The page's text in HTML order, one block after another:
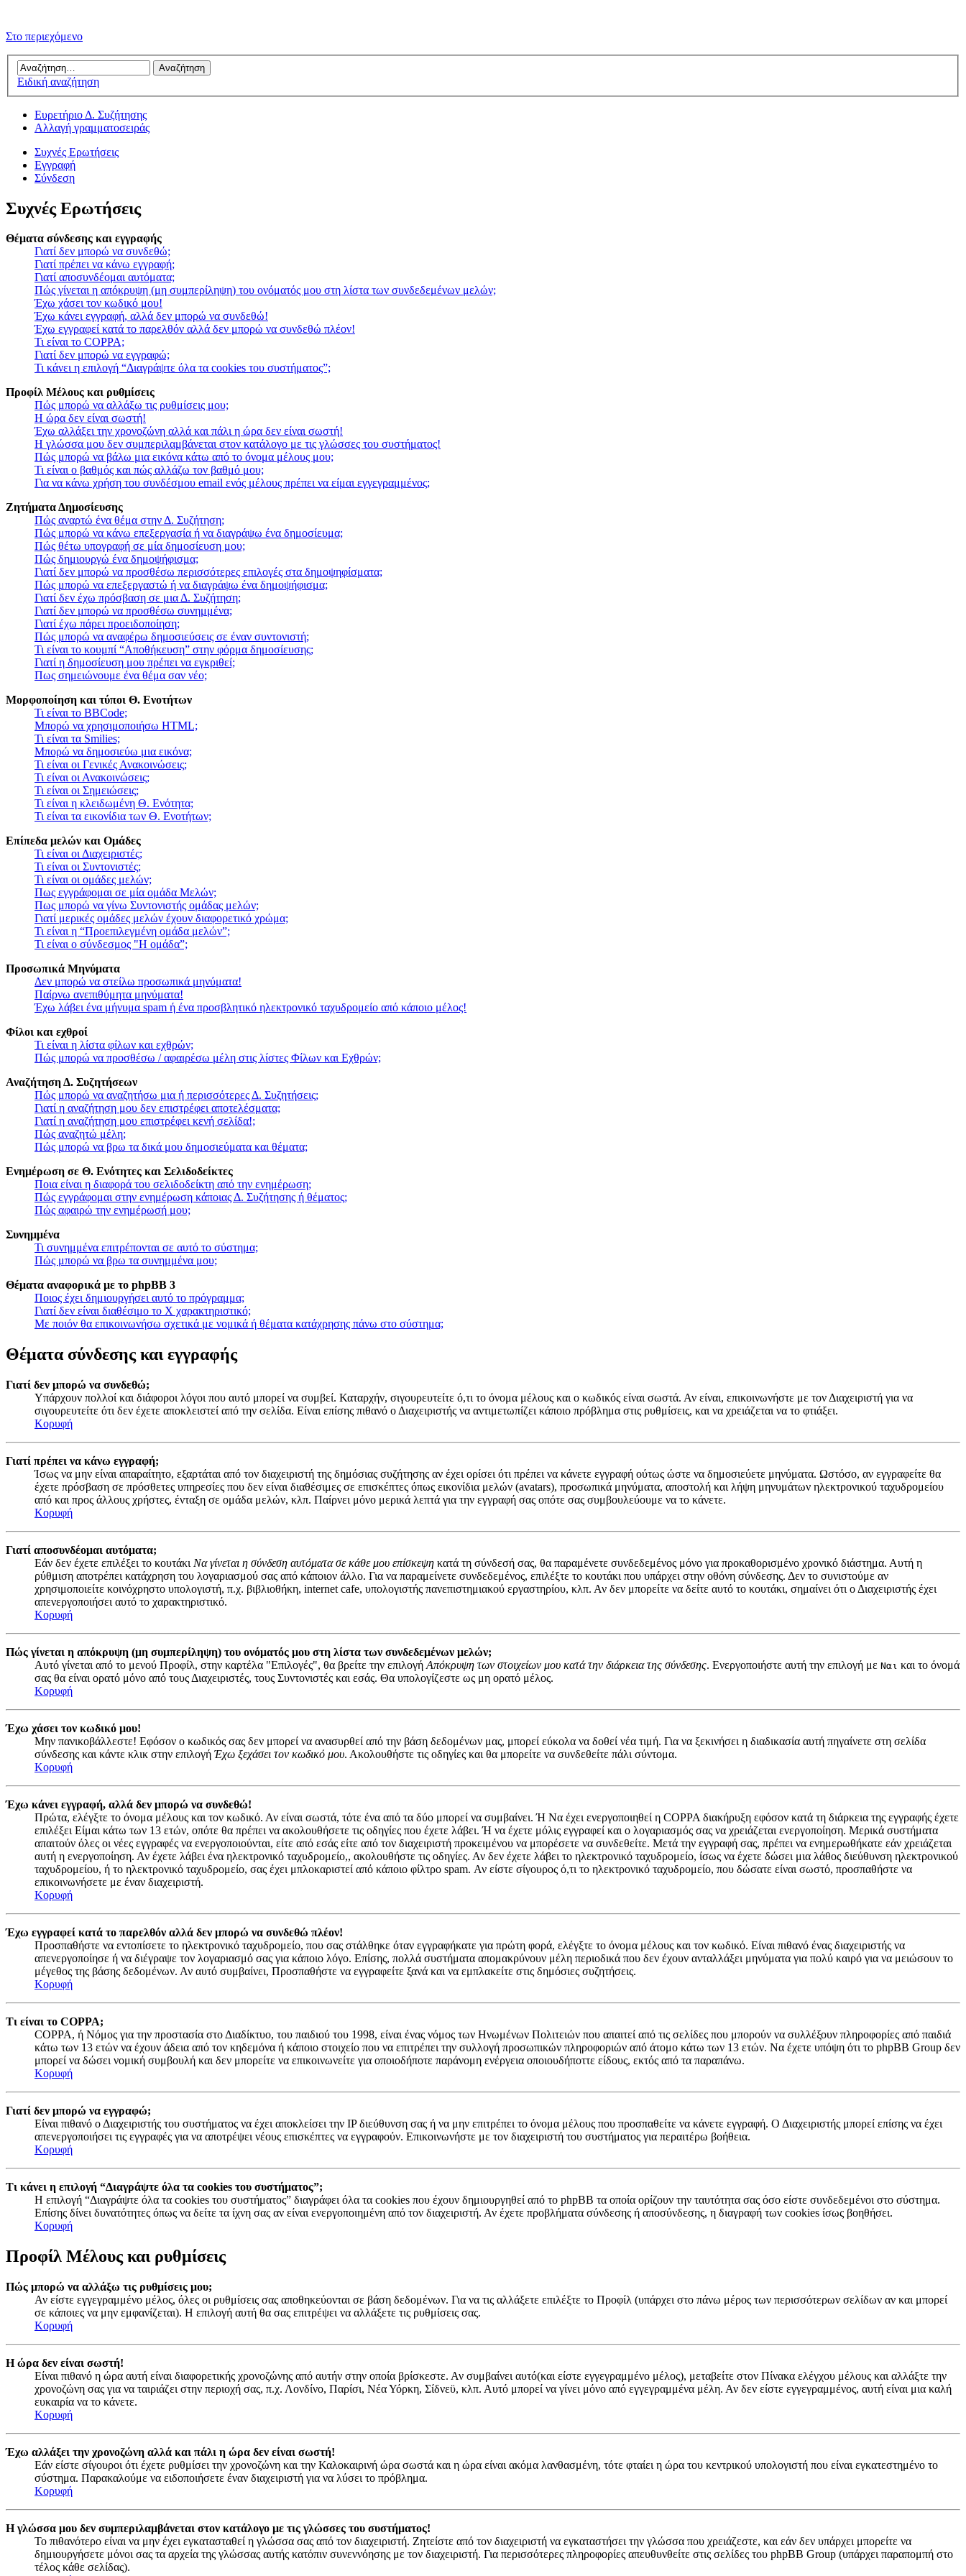
Στο περιεχόμενο
Ειδική αναζήτηση
Ευρετήριο Δ. Συζήτησης
Αλλαγή γραμματοσειράς
Συχνές Ερωτήσεις
Εγγραφή
Σύνδεση
Συχνές Ερωτήσεις
Θέματα σύνδεσης και εγγραφής
Γιατί δεν μπορώ να συνδεθώ;
Γιατί πρέπει να κάνω εγγραφή;
Γιατί αποσυνδέομαι αυτόματα;
Πώς γίνεται η απόκρυψη (μη συμπερίληψη) του ονόματός μου στη λίστα των συνδεδεμένων μελών;
Έχω χάσει τον κωδικό μου!
Έχω κάνει εγγραφή, αλλά δεν μπορώ να συνδεθώ!
Έχω εγγραφεί κατά το παρελθόν αλλά δεν μπορώ να συνδεθώ πλέον!
Τι είναι το COPPA;
Γιατί δεν μπορώ να εγγραφώ;
Τι κάνει η επιλογή “Διαγράψτε όλα τα cookies του συστήματος”;
Προφίλ Μέλους και ρυθμίσεις
Πώς μπορώ να αλλάξω τις ρυθμίσεις μου;
Η ώρα δεν είναι σωστή!
Έχω αλλάξει την χρονοζώνη αλλά και πάλι η ώρα δεν είναι σωστή!
Η γλώσσα μου δεν συμπεριλαμβάνεται στον κατάλογο με τις γλώσσες του συστήματος!
Πώς μπορώ να βάλω μια εικόνα κάτω από το όνομα μέλους μου;
Τι είναι ο βαθμός και πώς αλλάζω τον βαθμό μου;
Για να κάνω χρήση του συνδέσμου email ενός μέλους πρέπει να είμαι εγγεγραμμένος;
Ζητήματα Δημοσίευσης
Πώς αναρτώ ένα θέμα στην Δ. Συζήτηση;
Πώς μπορώ να κάνω επεξεργασία ή να διαγράψω ένα δημοσίευμα;
Πώς θέτω υπογραφή σε μία δημοσίευση μου;
Πώς δημιουργώ ένα δημοψήφισμα;
Γιατί δεν μπορώ να προσθέσω περισσότερες επιλογές στα δημοψηφίσματα;
Πώς μπορώ να επεξεργαστώ ή να διαγράψω ένα δημοψήφισμα;
Γιατί δεν έχω πρόσβαση σε μια Δ. Συζήτηση;
Γιατί δεν μπορώ να προσθέσω συνημμένα;
Γιατί έχω πάρει προειδοποίηση;
Πώς μπορώ να αναφέρω δημοσιεύσεις σε έναν συντονιστή;
Τι είναι το κουμπί “Αποθήκευση” στην φόρμα δημοσίευσης;
Γιατί η δημοσίευση μου πρέπει να εγκριθεί;
Πως σημειώνουμε ένα θέμα σαν νέο;
Μορφοποίηση και τύποι Θ. Ενοτήτων
Τι είναι το BBCode;
Μπορώ να χρησιμοποιήσω HTML;
Τι είναι τα Smilies;
Μπορώ να δημοσιεύω μια εικόνα;
Τι είναι οι Γενικές Ανακοινώσεις;
Τι είναι οι Ανακοινώσεις;
Τι είναι οι Σημειώσεις;
Τι είναι η κλειδωμένη Θ. Ενότητα;
Τι είναι τα εικονίδια των Θ. Ενοτήτων;
Επίπεδα μελών και Ομάδες
Τι είναι οι Διαχειριστές;
Τι είναι οι Συντονιστές;
Τι είναι οι ομάδες μελών;
Πως εγγράφομαι σε μία ομάδα Μελών;
Πως μπορώ να γίνω Συντονιστής ομάδας μελών;
Γιατί μερικές ομάδες μελών έχουν διαφορετικό χρώμα;
Τι είναι η “Προεπιλεγμένη ομάδα μελών”;
Τι είναι ο σύνδεσμος "Η ομάδα”;
Προσωπικά Μηνύματα
Δεν μπορώ να στείλω προσωπικά μηνύματα!
Παίρνω ανεπιθύμητα μηνύματα!
Έχω λάβει ένα μήνυμα spam ή ένα προσβλητικό ηλεκτρονικό ταχυδρομείο από κάποιο μέλος!
Φίλοι και εχθροί
Τι είναι η λίστα φίλων και εχθρών;
Πώς μπορώ να προσθέσω / αφαιρέσω μέλη στις λίστες Φίλων και Εχθρών;
Αναζήτηση Δ. Συζητήσεων
Πώς μπορώ να αναζητήσω μια ή περισσότερες Δ. Συζητήσεις;
Γιατί η αναζήτηση μου δεν επιστρέφει αποτελέσματα;
Γιατί η αναζήτηση μου επιστρέφει κενή σελίδα!;
Πώς αναζητώ μέλη;
Πώς μπορώ να βρω τα δικά μου δημοσιεύματα και θέματα;
Ενημέρωση σε Θ. Ενότητες και Σελιδοδείκτες
Ποια είναι η διαφορά του σελιδοδείκτη από την ενημέρωση;
Πώς εγγράφομαι στην ενημέρωση κάποιας Δ. Συζήτησης ή θέματος;
Πώς αφαιρώ την ενημέρωσή μου;
Συνημμένα
Τι συνημμένα επιτρέπονται σε αυτό το σύστημα;
Πώς μπορώ να βρω τα συνημμένα μου;
Θέματα αναφορικά με το phpBB 3
Ποιος έχει δημιουργήσει αυτό το πρόγραμμα;
Γιατί δεν είναι διαθέσιμο το Χ χαρακτηριστικό;
Με ποιόν θα επικοινωνήσω σχετικά με νομικά ή θέματα κατάχρησης πάνω στο σύστημα;
Θέματα σύνδεσης και εγγραφής
Γιατί δεν μπορώ να συνδεθώ;
Υπάρχουν πολλοί και διάφοροι λόγοι που αυτό μπορεί να συμβεί. Καταρχήν, σιγουρευτείτε ό,τι το όνομα μέλους και ο κωδικός είναι σωστά. Αν είναι, επικοινωνήστε με τον Διαχειριστή για να
σιγουρευτείτε ότι δεν έχετε αποκλειστεί από την σελίδα. Είναι επίσης πιθανό ο Διαχειριστής να αντιμετωπίζει κάποιο πρόβλημα στις ρυθμίσεις, και να χρειάζεται να το φτιάξει.
Κορυφή
Γιατί πρέπει να κάνω εγγραφή;
Ίσως να μην είναι απαραίτητο, εξαρτάται από τον διαχειριστή της δημόσιας συζήτησης αν έχει ορίσει ότι πρέπει να κάνετε εγγραφή ούτως ώστε να δημοσιεύετε μηνύματα. Ωστόσο, αν εγγραφείτε θα
έχετε πρόσβαση σε πρόσθετες υπηρεσίες που δεν είναι διαθέσιμες σε επισκέπτες όπως εικονίδια μελών (avatars), προσωπικά μηνύματα, αποστολή και λήψη μηνυμάτων ηλεκτρονικού ταχυδρομείου
από και προς άλλους χρήστες, ένταξη σε ομάδα μελών, κλπ. Παίρνει μόνο μερικά λεπτά για την εγγραφή σας οπότε σας συμβουλεύουμε να το κάνετε.
Κορυφή
Γιατί αποσυνδέομαι αυτόματα;
Εάν δεν έχετε επιλέξει το κουτάκι Να γίνεται η σύνδεση αυτόματα σε κάθε μου επίσκεψη κατά τη σύνδεσή σας, θα παραμένετε συνδεδεμένος μόνο για προκαθορισμένο χρονικό διάστημα. Αυτή η
ρύθμιση αποτρέπει κατάχρηση του λογαριασμού σας από κάποιον άλλο. Για να παραμείνετε συνδεδεμένος, επιλέξτε το κουτάκι που υπάρχει στην οθόνη σύνδεσης. Δεν το συνιστούμε αν
χρησιμοποιείτε κοινόχρηστο υπολογιστή, π.χ. βιβλιοθήκη, internet cafe, υπολογιστής πανεπιστημιακού εργαστηρίου, κλπ. Αν δεν μπορείτε να δείτε αυτό το κουτάκι, σημαίνει ότι ο Διαχειριστής έχει
απενεργοποιήσει αυτό το χαρακτηριστικό.
Κορυφή
Πώς γίνεται η απόκρυψη (μη συμπερίληψη) του ονόματός μου στη λίστα των συνδεδεμένων μελών;
Αυτό γίνεται από το μενού Προφίλ, στην καρτέλα "Επιλογές", θα βρείτε την επιλογή Απόκρυψη των στοιχείων μου κατά την διάρκεια της σύνδεσης. Ενεργοποιήστε αυτή την επιλογή με Ναι και το όνομά
σας θα είναι ορατό μόνο από τους Διαχειριστές, τους Συντονιστές και εσάς. Θα υπολογίζεστε ως μη ορατό μέλος.
Κορυφή
Έχω χάσει τον κωδικό μου!
Μην πανικοβάλλεστε! Εφόσον ο κωδικός σας δεν μπορεί να ανασυρθεί από την βάση δεδομένων μας, μπορεί εύκολα να δοθεί νέα τιμή. Για να ξεκινήσει η διαδικασία αυτή πηγαίνετε στη σελίδα
σύνδεσης και κάντε κλικ στην επιλογή Έχω ξεχάσει τον κωδικό μου. Ακολουθήστε τις οδηγίες και θα μπορείτε να συνδεθείτε πάλι σύντομα.
Κορυφή
Έχω κάνει εγγραφή, αλλά δεν μπορώ να συνδεθώ!
Πρώτα, ελέγξτε το όνομα μέλους και τον κωδικό. Αν είναι σωστά, τότε ένα από τα δύο μπορεί να συμβαίνει. Ή Να έχει ενεργοποιηθεί η COPPA διακήρυξη εφόσον κατά τη διάρκεια της εγγραφής έχετε
επιλέξει Είμαι κάτω των 13 ετών, οπότε θα πρέπει να ακολουθήσετε τις οδηγίες που έχετε λάβει. Ή να έχετε μόλις εγγραφεί και ο λογαριασμός σας να χρειάζεται ενεργοποίηση. Μερικά συστήματα
απαιτούν όλες οι νέες εγγραφές να ενεργοποιούνται, είτε από εσάς είτε από τον διαχειριστή προκειμένου να μπορέσετε να συνδεθείτε. Μετά την εγγραφή σας, πρέπει να ενημερωθήκατε εάν χρειάζεται
αυτή η ενεργοποίηση. Αν έχετε λάβει ένα ηλεκτρονικό ταχυδρομείο,, ακολουθήστε τις οδηγίες. Αν δεν έχετε λάβει το ηλεκτρονικό ταχυδρομείο, ίσως να έχετε δώσει μια λάθος διεύθυνση ηλεκτρονικού
ταχυδρομείου, ή το ηλεκτρονικό ταχυδρομείο, σας έχει μπλοκαριστεί από κάποιο φίλτρο spam. Αν είστε σίγουρος ό,τι το ηλεκτρονικό ταχυδρομείο, που δώσατε είναι σωστό, προσπαθήστε να
επικοινωνήσετε με έναν διαχειριστή.
Κορυφή
Έχω εγγραφεί κατά το παρελθόν αλλά δεν μπορώ να συνδεθώ πλέον!
Προσπαθήστε να εντοπίσετε το ηλεκτρονικό ταχυδρομείο, που σας στάλθηκε όταν εγγραφήκατε για πρώτη φορά, ελέγξτε το όνομα μέλους και τον κωδικό. Είναι πιθανό ένας διαχειριστής να
απενεργοποίησε ή να διέγραψε τον λογαριασμό σας για κάποιο λόγο. Επίσης, πολλά συστήματα απομακρύνουν μέλη περιοδικά που δεν έχουν ανταλλάξει μηνύματα για πολύ καιρό για να μειώσουν το
μέγεθος της βάσης δεδομένων. Αν αυτό συμβαίνει, Προσπαθήστε να εγγραφείτε ξανά και να εμπλακείτε στις δημόσιες συζητήσεις.
Κορυφή
Τι είναι το COPPA;
COPPA, ή Νόμος για την προστασία στο Διαδίκτυο, του παιδιού του 1998, είναι ένας νόμος των Ηνωμένων Πολιτειών που απαιτεί από τις σελίδες που μπορούν να συλλέξουν πληροφορίες από παιδιά
κάτω των 13 ετών να έχουν άδεια από τον κηδεμόνα ή κάποιο στοιχείο που να επιτρέπει την συλλογή προσωπικών πληροφοριών από άτομο κάτω των 13 ετών. Να έχετε υπόψη ότι το phpBB Group δεν
μπορεί να δώσει νομική συμβουλή και δεν μπορείτε να επικοινωνείτε για οποιοδήποτε παράνομη ενέργεια οποιουδήποττε είδους, εκτός από τα παραπάνω.
Κορυφή
Γιατί δεν μπορώ να εγγραφώ;
Είναι πιθανό ο Διαχειριστής του συστήματος να έχει αποκλείσει την IP διεύθυνση σας ή να μην επιτρέπει το όνομα μέλους που προσπαθείτε να κάνετε εγγραφή. Ο Διαχειριστής μπορεί επίσης να έχει
απενεργοποιήσει τις εγγραφές για να αποτρέψει νέους επισκέπτες να εγγραφούν. Επικοινωνήστε με τον διαχειριστή του συστήματος για περαιτέρω βοήθεια.
Κορυφή
Τι κάνει η επιλογή “Διαγράψτε όλα τα cookies του συστήματος”;
Η επιλογή “Διαγράψτε όλα τα cookies του συστήματος” διαγράφει όλα τα cookies που έχουν δημιουργηθεί από το phpBB τα οποία ορίζουν την ταυτότητα σας όσο είστε συνδεδεμένοι στο σύστημα.
Επίσης δίνει δυνατότητες όπως να δείτε τα ίχνη σας αν είναι ενεργοποιημένη από τον διαχειριστή. Αν έχετε προβλήματα σύνδεσης ή αποσύνδεσης, η διαγραφή των cookies ίσως βοηθήσει.
Κορυφή
Προφίλ Μέλους και ρυθμίσεις
Πώς μπορώ να αλλάξω τις ρυθμίσεις μου;
Αν είστε εγγεγραμμένο μέλος, όλες οι ρυθμίσεις σας αποθηκεύονται σε βάση δεδομένων. Για να τις αλλάξετε επιλέξτε το Προφίλ (υπάρχει στο πάνω μέρος των περισσότερων σελίδων αν και μπορεί
σε κάποιες να μην εμφανίζεται). Η επιλογή αυτή θα σας επιτρέψει να αλλάξετε τις ρυθμίσεις σας.
Κορυφή
Η ώρα δεν είναι σωστή!
Είναι πιθανό η ώρα αυτή είναι διαφορετικής χρονοζώνης από αυτήν στην οποία βρίσκεστε. Αν συμβαίνει αυτό(και είστε εγγεγραμμένο μέλος), μεταβείτε στον Πίνακα ελέγχου μέλους και αλλάξτε την
χρονοζώνη σας για να ταιριάζει στην περιοχή σας, π.χ. Λονδίνο, Παρίσι, Νέα Υόρκη, Σίδνεϋ, κλπ. Αυτό μπορεί να γίνει μόνο από εγγεγραμμένα μέλη. Αν δεν είστε εγγεγραμμένος, αυτή είναι μια καλή
ευκαιρία να το κάνετε.
Κορυφή
Έχω αλλάξει την χρονοζώνη αλλά και πάλι η ώρα δεν είναι σωστή!
Εάν είστε σίγουροι ότι έχετε ρυθμίσει την χρονοζώνη και την Καλοκαιρινή ώρα σωστά και η ώρα είναι ακόμα λανθασμένη, τότε φταίει η ώρα του κεντρικού υπολογιστή που είναι εγκατεστημένο το
σύστημα. Παρακαλούμε να ειδοποιήσετε έναν διαχειριστή για να λύσει το πρόβλημα.
Κορυφή
Η γλώσσα μου δεν συμπεριλαμβάνεται στον κατάλογο με τις γλώσσες του συστήματος!
Το πιθανότερο είναι να μην έχει εγκατασταθεί η γλώσσα σας από τον διαχειριστή. Ζητείστε από τον διαχειριστή να εγκαταστήσει την γλώσσα που χρειάζεστε, και εάν δεν υπάρχει μπορείτε να
δημιουργήσετε μόνοι σας τα αρχεία της γλώσσας αυτής κατόπιν συνεννόησης με τον διαχειριστή. Για περισσότερες πληροφορίες απευθυνθείτε στις σελίδες του phpBB Group (υπάρχει παραπομπή στο
τέλος κάθε σελίδας).